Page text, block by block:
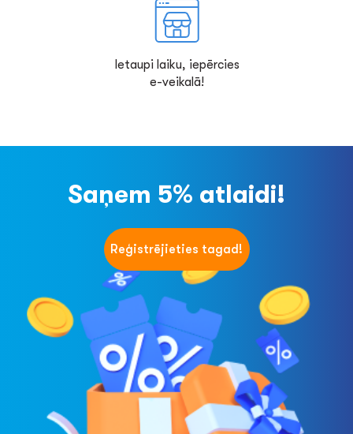
Ietaupi laiku, iepērcies
e-veikalā!
Saņem 5% atlaidi!
Reģistrējieties tagad!